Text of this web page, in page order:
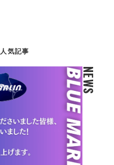
人気記事
NEWS